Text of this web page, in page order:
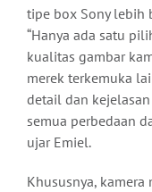
tipe box Sony lebih
“Hanya ada satu
kualitas gambar
merek terkemuka
detail dan
semua perbedaan
ujar Emiel.
Khususnya,